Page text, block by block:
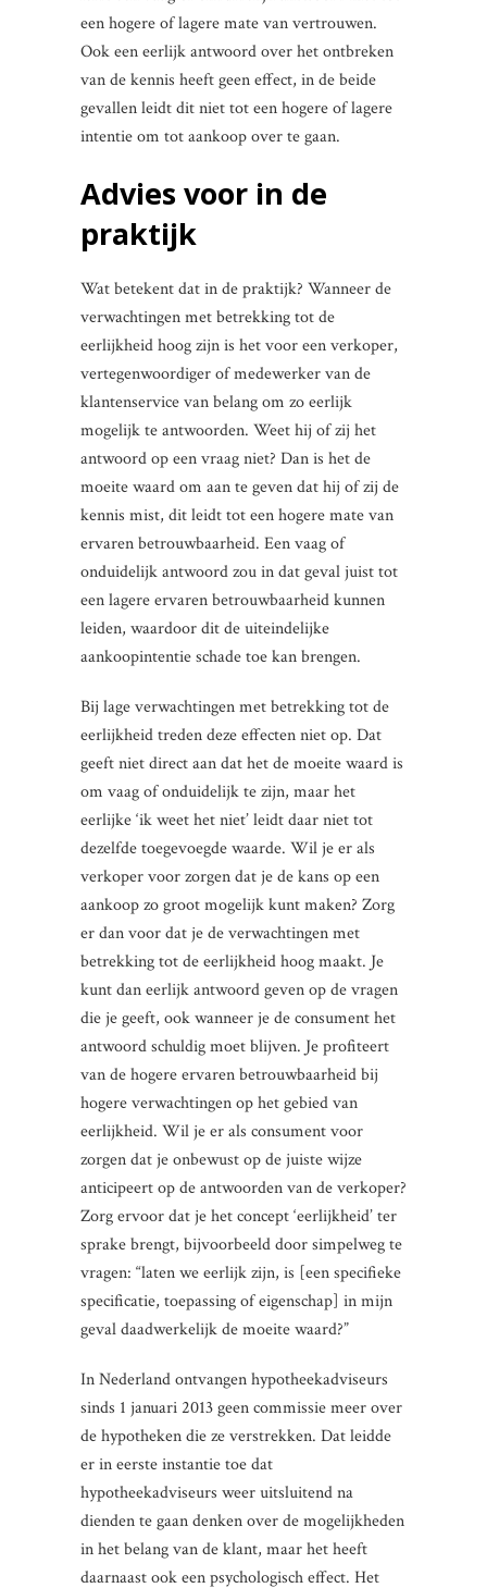
een hogere of lagere mate van vertrouwen.
Ook een eerlijk antwoord over het ontbreken
van de kennis heeft geen effect, in de beide
gevallen leidt dit niet tot een hogere of lagere
intentie om tot aankoop over te gaan.
Advies voor in de
praktijk
Wat betekent dat in de praktijk? Wanneer de
verwachtingen met betrekking tot de
eerlijkheid hoog zijn is het voor een verkoper,
vertegenwoordiger of medewerker van de
klantenservice van belang om zo eerlijk
mogelijk te antwoorden. Weet hij of zij het
antwoord op een vraag niet? Dan is het de
moeite waard om aan te geven dat hij of zij de
kennis mist, dit leidt tot een hogere mate van
ervaren betrouwbaarheid. Een vaag of
onduidelijk antwoord zou in dat geval juist tot
een lagere ervaren betrouwbaarheid kunnen
leiden, waardoor dit de uiteindelijke
aankoopintentie schade toe kan brengen.
Bij lage verwachtingen met betrekking tot de
eerlijkheid treden deze effecten niet op. Dat
geeft niet direct aan dat het de moeite waard is
om vaag of onduidelijk te zijn, maar het
eerlijke ‘ik weet het niet’ leidt daar niet tot
dezelfde toegevoegde waarde. Wil je er als
verkoper voor zorgen dat je de kans op een
aankoop zo groot mogelijk kunt maken? Zorg
er dan voor dat je de verwachtingen met
betrekking tot de eerlijkheid hoog maakt. Je
kunt dan eerlijk antwoord geven op de vragen
die je geeft, ook wanneer je de consument het
antwoord schuldig moet blijven. Je profiteert
van de hogere ervaren betrouwbaarheid bij
hogere verwachtingen op het gebied van
eerlijkheid. Wil je er als consument voor
zorgen dat je onbewust op de juiste wijze
anticipeert op de antwoorden van de verkoper?
Zorg ervoor dat je het concept ‘eerlijkheid’ ter
sprake brengt, bijvoorbeeld door simpelweg te
vragen: “laten we eerlijk zijn, is [een specifieke
specificatie, toepassing of eigenschap] in mijn
geval daadwerkelijk de moeite waard?”
In Nederland ontvangen hypotheekadviseurs
sinds 1 januari 2013 geen commissie meer over
de hypotheken die ze verstrekken. Dat leidde
er in eerste instantie toe dat
hypotheekadviseurs weer uitsluitend na
dienden te gaan denken over de mogelijkheden
in het belang van de klant, maar het heeft
daarnaast ook een psychologisch effect. Het